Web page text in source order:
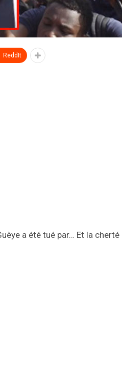
ReddIt
a été tué par… Et la